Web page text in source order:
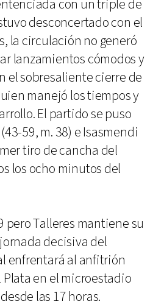
con un triple de
desconcertado con el
la circulación no generó
lanzamientos cómodos y
el sobresaliente cierre de
manejó los tiempos y
El partido se puso
59, m. 38) e Isasmendi
tiro de cancha del
los ocho minutos del
pero Talleres mantiene su
decisiva del
enfrentará al anfitrión
Plata en el microestadio
las 17 horas.